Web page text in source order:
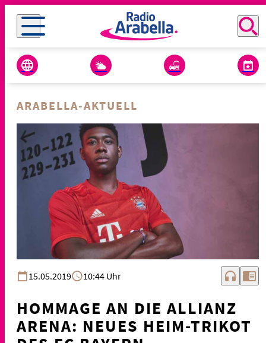
ARABELLA-AKTUELL
15.05.2019 10:44 Uhr headphones chrome_reader_mode
HOMMAGE AN DIE ALLIANZ
ARENA: NEUES HEIM-TRIKOT